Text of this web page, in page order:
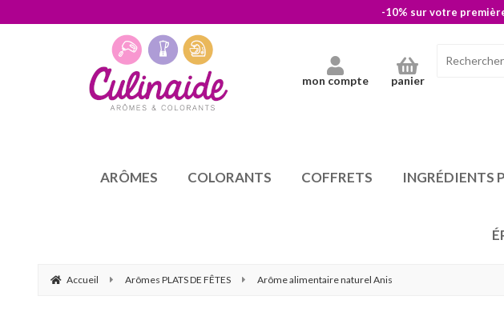
-10% sur votre
mon compte panier
ARÔMES COLORANTS COFFRETS INGRÉDIENTS
Accueil Arômes PLATS DE FÊTES Arôme alimentaire naturel Anis